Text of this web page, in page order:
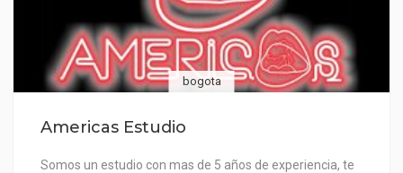
bogota
Americas Estudio
Somos un estudio con mas de 5 años de experiencia, te